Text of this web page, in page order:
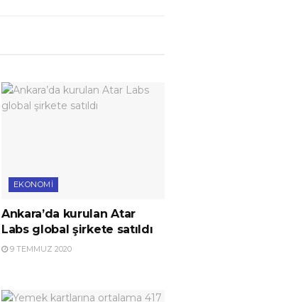
EKONOMI
Ankara’da kurulan Atar
Labs global şirkete satıldı
9 TEMMUZ 2020